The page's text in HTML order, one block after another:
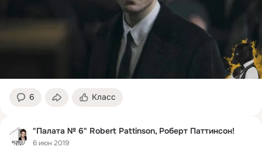
6 Класс
"Палата № 6" Robert Pattinson, Роберт Паттинсон!
6 июн 2019